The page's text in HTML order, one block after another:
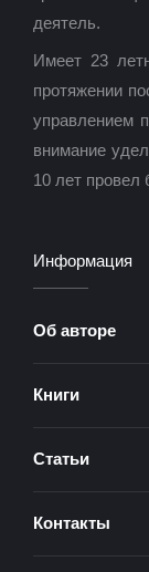
деятель.
Имеет 23
протяжении
управлением
внимание
10 лет провел
Информация
Об авторе
Книги
Статьи
Контакты